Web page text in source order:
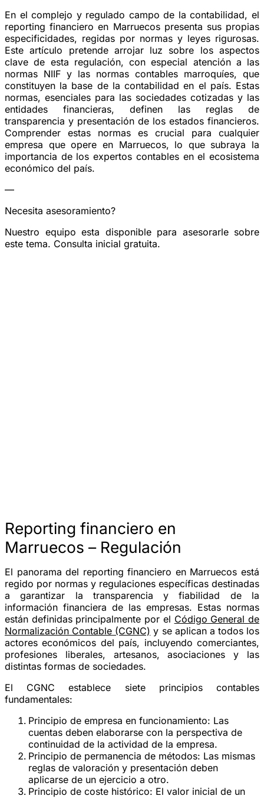
En el complejo y regulado campo de la contabilidad, el
reporting financiero en Marruecos presenta sus propias
especificidades, regidas por normas y leyes rigurosas.
Este artículo pretende arrojar luz sobre los aspectos
clave de esta regulación, con especial atención a las
normas NIIF y las normas contables marroquíes, que
constituyen la base de la contabilidad en el país. Estas
normas, esenciales para las sociedades cotizadas y las
entidades financieras, definen las reglas de
transparencia y presentación de los estados financieros.
Comprender estas normas es crucial para cualquier
empresa que opere en Marruecos, lo que subraya la
importancia de los expertos contables en el ecosistema
económico del país.
—
Necesita asesoramiento?
Nuestro equipo esta disponible para asesorarle sobre
este tema. Consulta inicial gratuita.
Reporting financiero en
Marruecos – Regulación
El panorama del reporting financiero en Marruecos está
regido por normas y regulaciones específicas destinadas
a garantizar la transparencia y fiabilidad de la
información financiera de las empresas. Estas normas
están definidas principalmente por el Código General de
Normalización Contable (CGNC) y se aplican a todos los
actores económicos del país, incluyendo comerciantes,
profesiones liberales, artesanos, asociaciones y las
distintas formas de sociedades.
El CGNC establece siete principios contables
fundamentales:
Principio de empresa en funcionamiento: Las
cuentas deben elaborarse con la perspectiva de
continuidad de la actividad de la empresa.
Principio de permanencia de métodos: Las mismas
reglas de valoración y presentación deben
aplicarse de un ejercicio a otro.
Principio de coste histórico: El valor inicial de un